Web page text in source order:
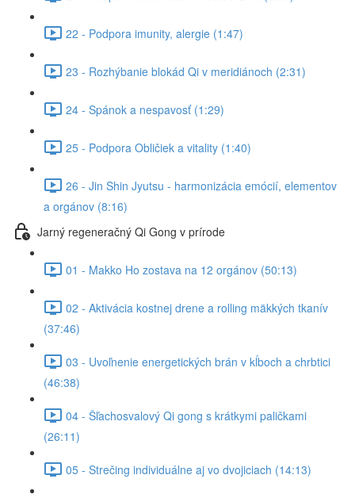
22 - Podpora imunity, alergie (1:47)
23 - Rozhýbanie blokád Qi v meridiánoch (2:31)
24 - Spánok a nespavosť (1:29)
25 - Podpora Obličiek a vitality (1:40)
26 - Jin Shin Jyutsu - harmonizácia emócií, elementov
a orgánov (8:16)
Jarný regeneračný Qi Gong v prírode
01 - Makko Ho zostava na 12 orgánov (50:13)
02 - Aktivácia kostnej drene a rolling mäkkých tkanív
(37:46)
03 - Uvoľnenie energetických brán v kĺboch a chrbtici
(46:38)
04 - Šľachosvalový Qi gong s krátkymi paličkami
(26:11)
05 - Strečing individuálne aj vo dvojiciach (14:13)